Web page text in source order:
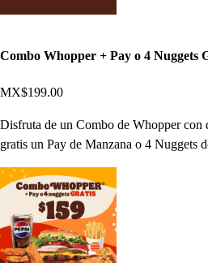
Combo Whopper + Pay o 4 Nuggets
MX$199.00
Disfruta de un Combo de Whopper con
gratis un Pay de Manzana o 4 Nuggets